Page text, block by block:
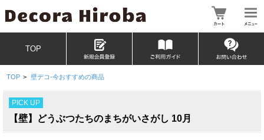
TOP
TOP > 壁デコ-今おすすめの商品
PICK UP
【壁】どうぶつたちのまちがいさがし 10月